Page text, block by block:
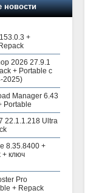
новости
+
2026 27.9.1
+ Portable с
2025)
Manager 6.43
Portable
22.1.1.218 Ultra
8.35.8400 +
+ ключ
Pro
+ Repack